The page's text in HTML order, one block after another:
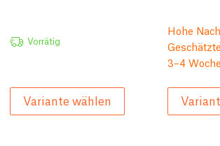
Vorrätig
Variante wählen
Hohe
3–4